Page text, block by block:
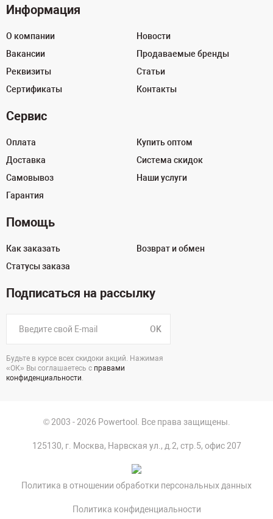
Информация
О компании
Вакансии
Реквизиты
Сертификаты
Новости
Продаваемые бренды
Статьи
Контакты
Сервис
Оплата
Доставка
Самовывоз
Гарантия
Купить оптом
Система скидок
Наши услуги
Помощь
Как заказать
Статусы заказа
Возврат и обмен
Подписаться на рассылку
OK
Будьте в курсе всех скидоки акций. Нажимая
«ОК» Вы соглашаетесь с правами
конфиденциальности.
© 2003 - 2026 Powertool. Все права защищены.
125130, г. Москва, Нарвская ул., д.2, стр.5, офис 207
Политика в отношении обработки персональных данных
Политика конфиденциальности